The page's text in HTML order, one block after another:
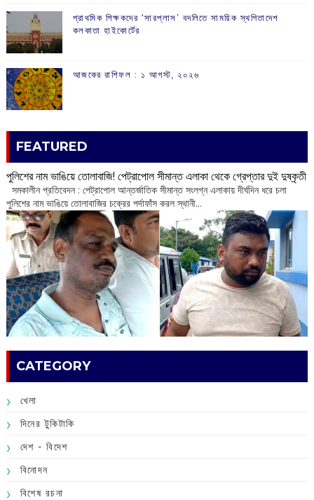
প্রাথমিক শিক্ষকদের ‘সারপ্লাস’ বদলিতে সাময়িক স্থগিতাদেশ
কলকাতা হাইকোর্টের
আজকের রাশিফল :‌ ‌‌১ আগস্ট, ২০২৬
FEATURED
পুলিশের নাম ভাঙিয়ে তোলাবাজি! পেট্রাপোল সীমান্ত এলাকা থেকে গ্রেপ্তার দুই দুষ্কৃতী
সমকালীন প্রতিবেদন : পেট্রাপোল আন্তর্জাতিক সীমান্ত সংলগ্ন এলাকায় দীর্ঘদিন ধরে চলা
পুলিশের নাম ভাঙিয়ে তোলাবাজির চক্রের পর্দাফাঁস করল স্থানী...
CATEGORY
খেলা
দিনের টুকিটাকি
দেশ - বিদেশ
বিনোদন
বিশেষ রচনা